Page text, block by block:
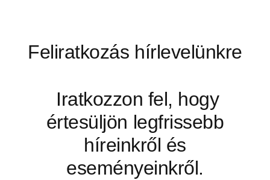
Feliratkozás hírlevelünkre
Iratkozzon fel, hogy
értesüljön legfrissebb
híreinkről és
eseményeinkről.